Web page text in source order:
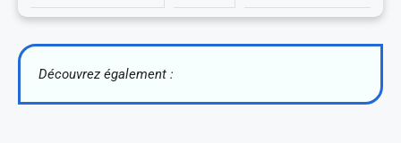
Découvrez également :